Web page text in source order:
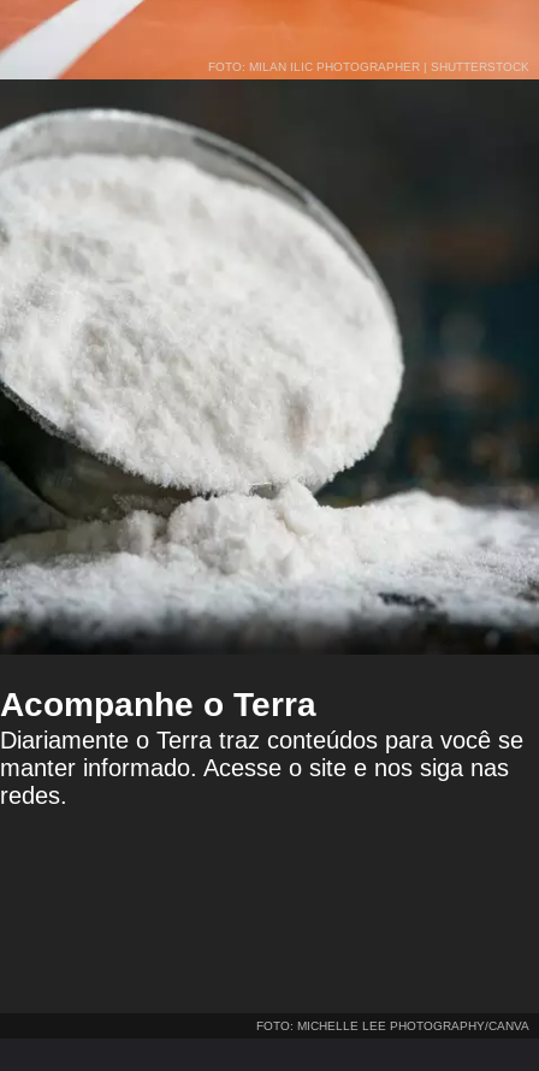
FOTO: MILAN ILIC PHOTOGRAPHER | SHUTTERSTOCK
Acompanhe o Terra
Diariamente o Terra traz conteúdos para você se
manter informado. Acesse o site e nos siga nas
redes.
FOTO: MICHELLE LEE PHOTOGRAPHY/CANVA